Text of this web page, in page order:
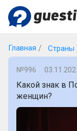
Главная Страны
№996
Какой знак в
женщин?